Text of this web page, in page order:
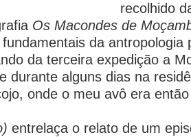
recolhido
Os Macondes de
da antropologia
da terceira expedição a
durante alguns dias na
onde o meu avô era
entrelaça o relato de um